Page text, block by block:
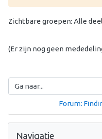
Zichtbare groepen: Alle
(Er zijn nog geen
Ga naar...
Forum:
Navigatie